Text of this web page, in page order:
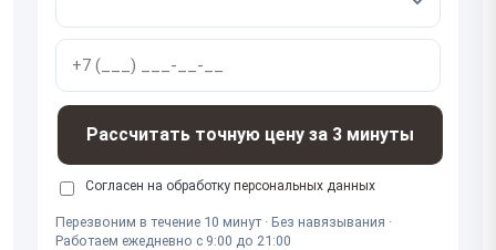
Рассчитать точную цену за 3 минуты
Согласен на обработку персональных данных
Перезвоним в течение 10 минут · Без навязывания ·
Работаем ежедневно с 9:00 до 21:00